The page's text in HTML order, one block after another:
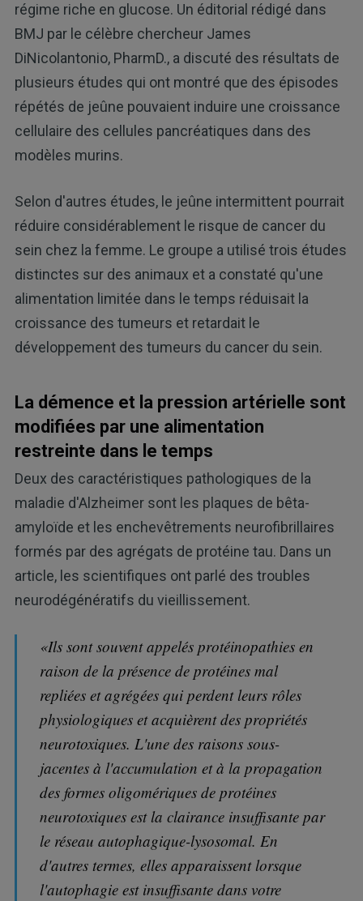
régime riche en glucose. Un éditorial rédigé dans
BMJ par le célèbre chercheur James
DiNicolantonio, PharmD., a discuté des résultats de
plusieurs études qui ont montré que des épisodes
répétés de jeûne pouvaient induire une croissance
cellulaire des cellules pancréatiques dans des
modèles murins.
Selon d'autres études, le jeûne intermittent pourrait
réduire considérablement le risque de cancer du
sein chez la femme. Le groupe a utilisé trois études
distinctes sur des animaux et a constaté qu'une
alimentation limitée dans le temps réduisait la
croissance des tumeurs et retardait le
développement des tumeurs du cancer du sein.
La démence et la pression artérielle sont
modifiées par une alimentation
restreinte dans le temps
Deux des caractéristiques pathologiques de la
maladie d'Alzheimer sont les plaques de bêta-
amyloïde et les enchevêtrements neurofibrillaires
formés par des agrégats de protéine tau. Dans un
article, les scientifiques ont parlé des troubles
neurodégénératifs du vieillissement.
«Ils sont souvent appelés protéinopathies en
raison de la présence de protéines mal
repliées et agrégées qui perdent leurs rôles
physiologiques et acquièrent des propriétés
neurotoxiques. L'une des raisons sous-
jacentes à l'accumulation et à la propagation
des formes oligomériques de protéines
neurotoxiques est la clairance insuffisante par
le réseau autophagique-lysosomal. En
d'autres termes, elles apparaissent lorsque
l'autophagie est insuffisante dans votre